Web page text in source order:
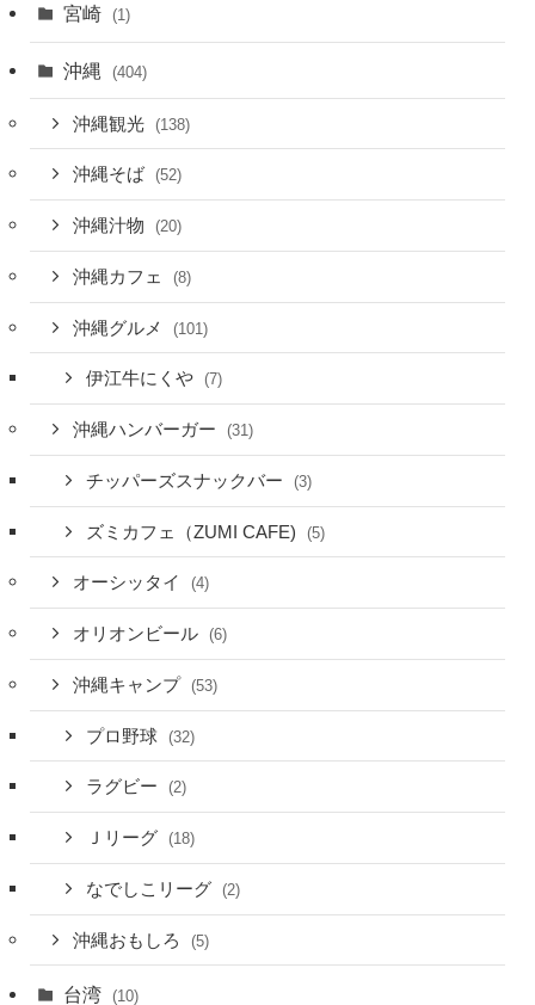
宮崎 (1)
沖縄 (404)
沖縄観光 (138)
沖縄そば (52)
沖縄汁物 (20)
沖縄カフェ (8)
沖縄グルメ (101)
伊江牛にくや (7)
沖縄ハンバーガー (31)
チッパーズスナックバー (3)
ズミカフェ（ZUMI CAFE) (5)
オーシッタイ (4)
オリオンビール (6)
沖縄キャンプ (53)
プロ野球 (32)
ラグビー (2)
Ｊリーグ (18)
なでしこリーグ (2)
沖縄おもしろ (5)
台湾 (10)